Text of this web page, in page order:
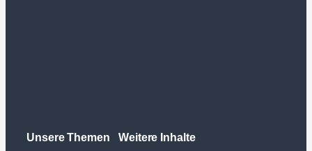
Unsere Themen Weitere Inhalte